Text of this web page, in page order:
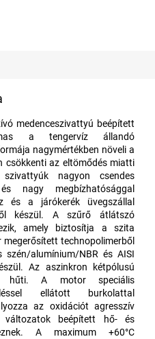
medenceszivattyú beépített
a tengervíz állandó
nagymértékben növeli a
csökkenti az eltömődés miatti
nagyon csendes
nagy megbízhatósággal
és a járókerék üvegszállal
készül. A szűrő átlátszó
amely biztosítja a szita
technopolimerből
szén/alumínium/NBR és AISI
Az aszinkron kétpólusú
hűti. A motor speciális
ellátott burkolattal
az oxidációt agresszív
változatok beépített hő- és
A maximum +60°C